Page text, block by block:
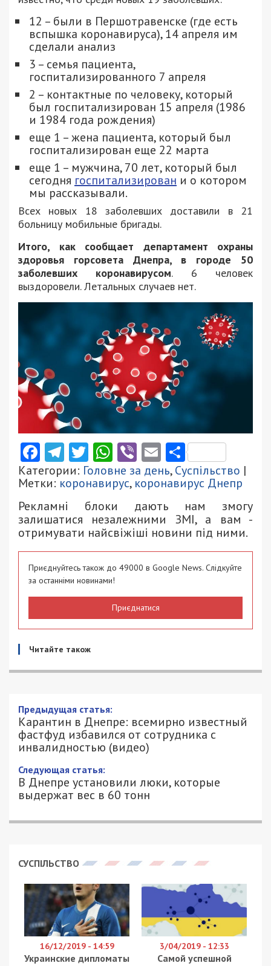
12 – были в Першотравенске (где есть
вспышка коронавируса), 14 апреля им
сделали анализ
3 – семья пациента,
госпитализированного 7 апреля
2 – контактные по человеку, который
был госпитализирован 15 апреля (1986
и 1984 года рождения)
еще 1 – жена пациента, который был
госпитализирован еще 22 марта
еще 1 – мужчина, 70 лет, который был
сегодня госпитализирован и о котором
мы рассказывали.
Всех новых 18 заболевших доставили в 21
больницу мобильные бригады.
Итого, как сообщает департамент охраны
здоровья горсовета Днепра, в городе 50
заболевших коронавирусом. 6 человек
выздоровели. Летальных случаев нет.
Facebook
Telegram
Twitter
WhatsApp
ViberEmail
Категории: Головне за день,Суспільство |
Метки: коронавирус, коронавирус Днепр
Рекламні блоки дають нам змогу
залишатися незалежними ЗМІ, а вам -
отримувати найсвіжіші новини під ними.
Приєднуйтесь також до 49000 в Google News. Слідкуйте
за останніми новинами!
Приєднатися
Читайте також
Предыдущая статья:
Карантин в Днепре: всемирно известный
фастфуд избавился от сотрудника с
инвалидностью (видео)
Следующая статья:
В Днепре установили люки, которые
выдержат вес в 60 тонн
СУСПІЛЬСТВО
16/12/2019 - 14:59
Украинские дипломаты
3/04/2019 - 12:33
Самой успешной